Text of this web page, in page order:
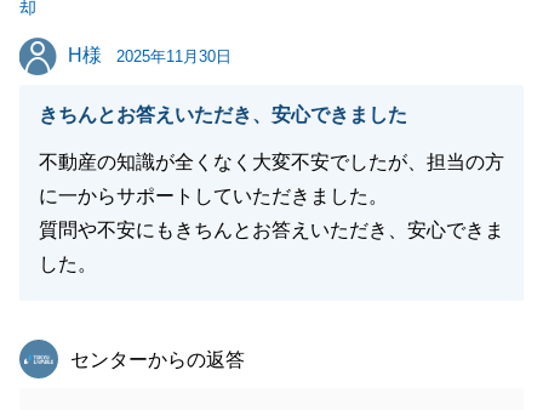
却
H様
H様 2025年11月30日
きちんとお答えいただき、安心できました
不動産の知識が全くなく大変不安でしたが、担当の方
に一からサポートしていただきました。
質問や不安にもきちんとお答えいただき、安心できま
した。
東急リバブル
センターからの返答